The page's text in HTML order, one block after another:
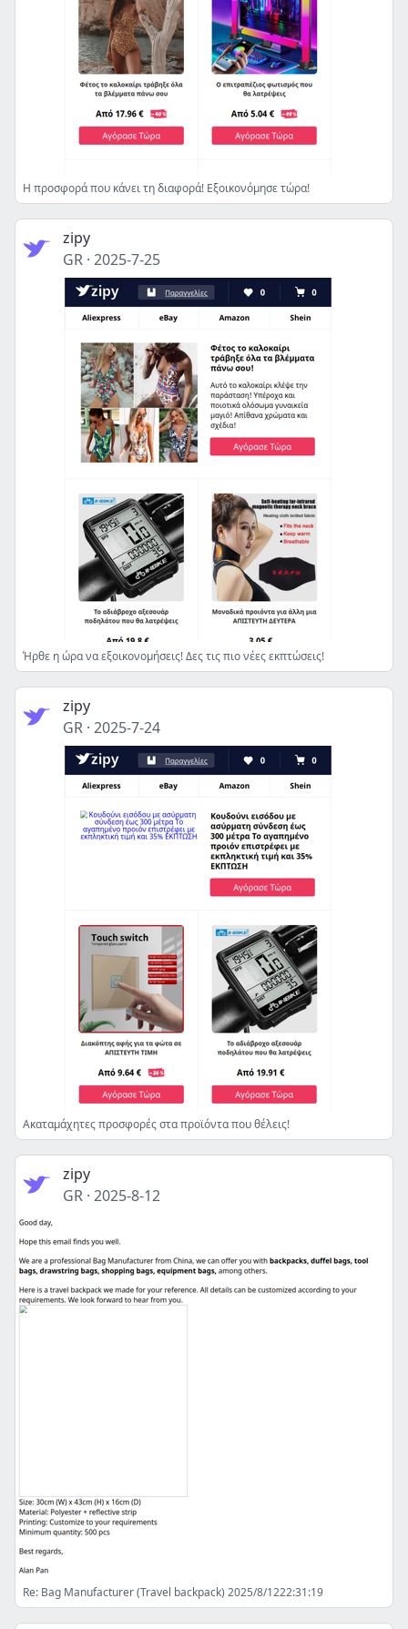
Η προσφορά που κάνει τη διαφορά! Εξοικονόμησε τώρα!
zipy
GR · 2025-7-25
Ήρθε η ώρα να εξοικονομήσεις! Δες τις πιο νέες εκπτώσεις!
zipy
GR · 2025-7-24
Ακαταμάχητες προσφορές στα προϊόντα που θέλεις!
zipy
GR · 2025-8-12
Re: Bag Manufacturer (Travel backpack) 2025/8/1222:31:19